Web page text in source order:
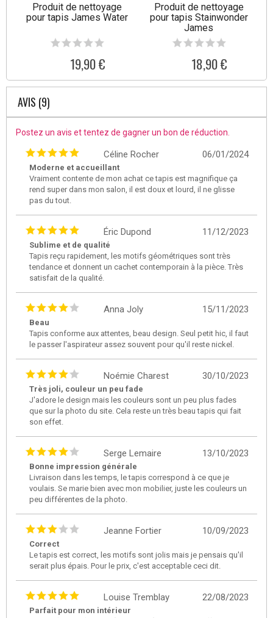
Produit de nettoyage
pour tapis James Water
19,90 €
Produit de nettoyage
pour tapis Stainwonder
James
18,90 €
AVIS (9)
Postez un avis et tentez de gagner un bon de réduction.
06/01/2024
Céline Rocher
Moderne et accueillant
Vraiment contente de mon achat ce tapis est magnifique ça
rend super dans mon salon, il est doux et lourd, il ne glisse
pas du tout.
11/12/2023
Éric Dupond
Sublime et de qualité
Tapis reçu rapidement, les motifs géométriques sont très
tendance et donnent un cachet contemporain à la pièce. Très
satisfait de la qualité.
15/11/2023
Anna Joly
Beau
Tapis conforme aux attentes, beau design. Seul petit hic, il faut
le passer l'aspirateur assez souvent pour qu'il reste nickel.
30/10/2023
Noémie Charest
Très joli, couleur un peu fade
J'adore le design mais les couleurs sont un peu plus fades
que sur la photo du site. Cela reste un très beau tapis qui fait
son effet.
13/10/2023
Serge Lemaire
Bonne impression générale
Livraison dans les temps, le tapis correspond à ce que je
voulais. Se marie bien avec mon mobilier, juste les couleurs un
peu différentes de la photo.
10/09/2023
Jeanne Fortier
Correct
Le tapis est correct, les motifs sont jolis mais je pensais qu'il
serait plus épais. Pour le prix, c'est acceptable ceci dit.
22/08/2023
Louise Tremblay
Parfait pour mon intérieur